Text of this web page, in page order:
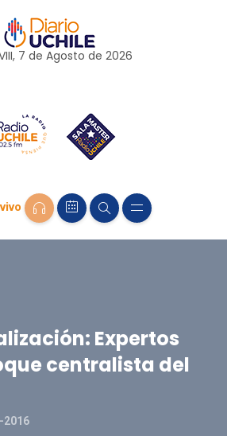
7 de Agosto de 2026
Expertos
centralista del
2016